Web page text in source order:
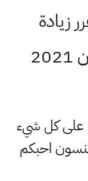
زيادة
على كل شيء
احبكم